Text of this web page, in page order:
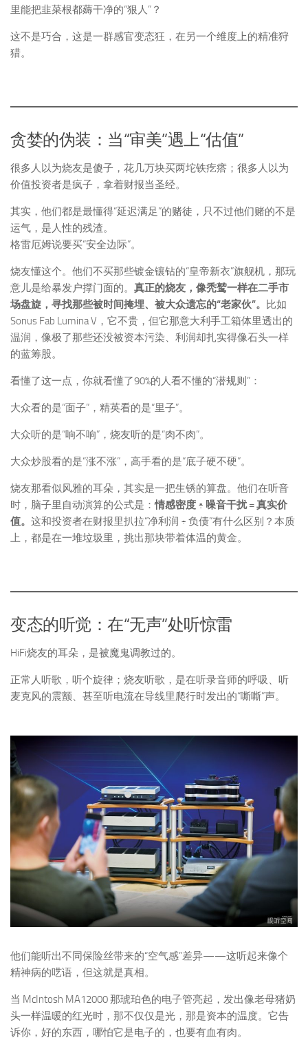
里能把韭菜根都薅干净的“狠人”？
这不是巧合，这是一群感官变态狂，在另一个维度上的精准狩
猎。
贪婪的伪装：当“审美”遇上“估值”
很多人以为烧友是傻子，花几万块买两坨铁疙瘩；很多人以为
价值投资者是疯子，拿着财报当圣经。
其实，他们都是最懂得“延迟满足”的赌徒，只不过他们赌的不是
运气，是人性的残渣。
格雷厄姆说要买“安全边际”。
烧友懂这个。他们不买那些镀金镶钻的“皇帝新衣”旗舰机，那玩
意儿是给暴发户撑门面的。 真正的烧友，像秃鹫一样在二手市
场盘旋，寻找那些被时间掩埋、被大众遗忘的“老家伙”。
比如
Sonus Fab Lumina V，它不贵，但它那意大利手工箱体里透出的
温润，像极了那些还没被资本污染、利润却扎实得像石头一样
的蓝筹股。
看懂了这一点，你就看懂了90%的人看不懂的“潜规则”：
大众看的是“面子”，精英看的是“里子”。
大众听的是“响不响”，烧友听的是“肉不肉”。
大众炒股看的是“涨不涨”，高手看的是“底子硬不硬”。
烧友那看似风雅的耳朵，其实是一把生锈的算盘。他们在听音
时，脑子里自动演算的公式是：情感密度 ÷ 噪音干扰 = 真实价
值。 这和投资者在财报里扒拉“净利润 ÷ 负债”有什么区别？本质
上，都是在一堆垃圾里，挑出那块带着体温的黄金。
变态的听觉：在“无声”处听惊雷
HiFi烧友的耳朵，是被魔鬼调教过的。
正常人听歌，听个旋律；烧友听歌，是在听录音师的呼吸、听
麦克风的震颤、甚至听电流在导线里爬行时发出的“嘶嘶”声。
他们能听出不同保险丝带来的“空气感”差异——这听起来像个
精神病的呓语，但这就是真相。
当 McIntosh MA12000 那琥珀色的电子管亮起，发出像老母猪奶
头一样温暖的红光时，那不仅仅是光，那是资本的温度。它告
诉你，好的东西，哪怕它是电子的，也要有血有肉。